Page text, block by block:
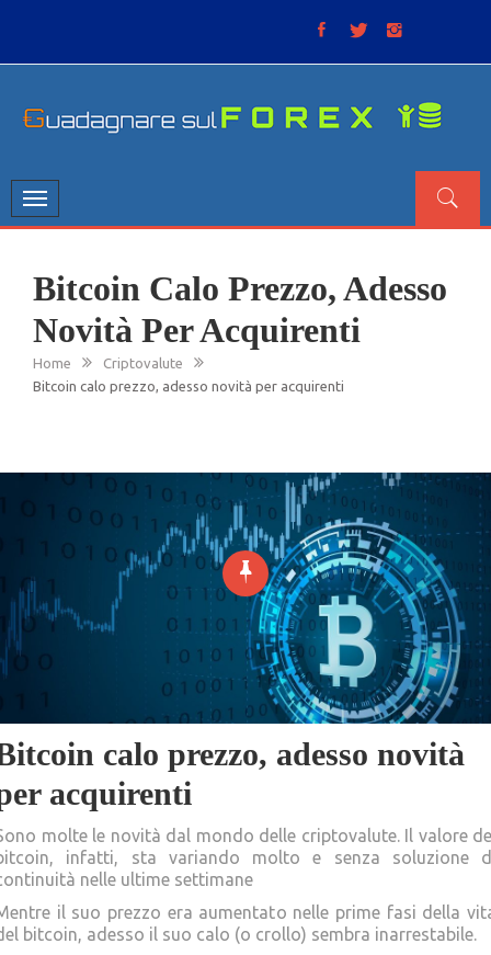
Toggle
navigation
Bitcoin Calo Prezzo, Adesso
Novità Per Acquirenti
Home
Criptovalute
Bitcoin calo prezzo, adesso novità per acquirenti
calo prezzo, adesso novità
acquirenti
molte le novità dal mondo delle criptovalute. Il valore
infatti, sta variando molto e senza soluzione
nelle ultime settimane
il suo prezzo era aumentato nelle prime fasi della
bitcoin, adesso il suo calo (o crollo) sembra inarrestabile.